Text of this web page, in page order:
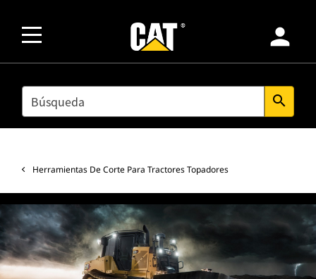
person
SEARCH search
Herramientas De Corte Para Tractores Topadores